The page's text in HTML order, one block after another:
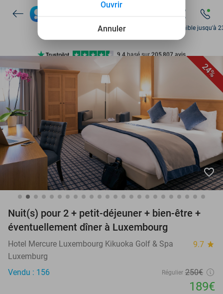
Disponible 7 jours par semaine
+ de 10 millions de membres
Découvrez + de 15.000 deals
Disponible 7 jours par semaine
+ de 10 millions de membres
Disponible jusqu'à
24%
favorite_border
Nuit(s) pour 2 + petit-déjeuner + bien-être +
éventuellement dîner à Luxembourg
Hotel Mercure Luxembourg Kikuoka Golf & Spa 9.7 star
Luxemburg
Vendu : 156
Régulier 250€
189€
Annuler
Ouvrir